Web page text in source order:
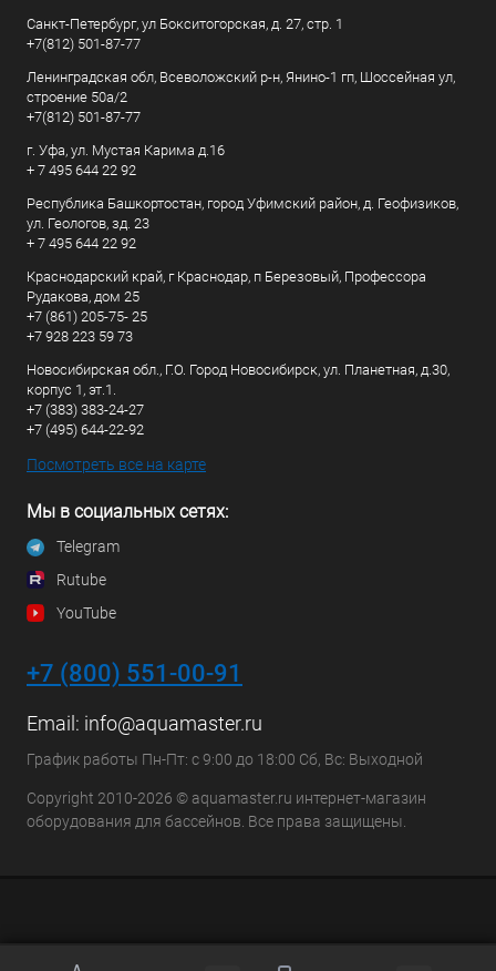
Санкт-Петербург, ул Бокситогорская, д. 27, стр. 1
+7(812) 501-87-77
Ленинградская обл, Всеволожский р-н, Янино-1 гп, Шоссейная ул,
строение 50а/2
+7(812) 501-87-77
г. Уфа, ул. Мустая Карима д.16
+ 7 495 644 22 92
Республика Башкортостан, город Уфимский район, д. Геофизиков,
ул. Геологов, зд. 23
+ 7 495 644 22 92
Краснодарский край, г Краснодар, п Березовый, Профессора
Рудакова, дом 25
+7 (861) 205-75- 25
+7 928 223 59 73
Новосибирская обл., Г.О. Город Новосибирск, ул. Планетная, д.30,
корпус 1, эт.1.
+7 (383) 383-24-27
+7 (495) 644-22-92
Посмотреть все на карте
Мы в социальных сетях:
Telegram
Rutube
YouTube
+7 (800) 551-00-91
Email: info@aquamaster.ru
График работы Пн-Пт: с 9:00 до 18:00 Сб, Вс: Выходной
Copyright 2010-2026 © aquamaster.ru интернет-магазин
оборудования для бассейнов. Все права защищены.